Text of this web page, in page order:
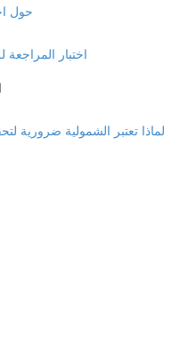
حول
اختبار المراجعة
لماذا تعتبر الشمولية ضرورية